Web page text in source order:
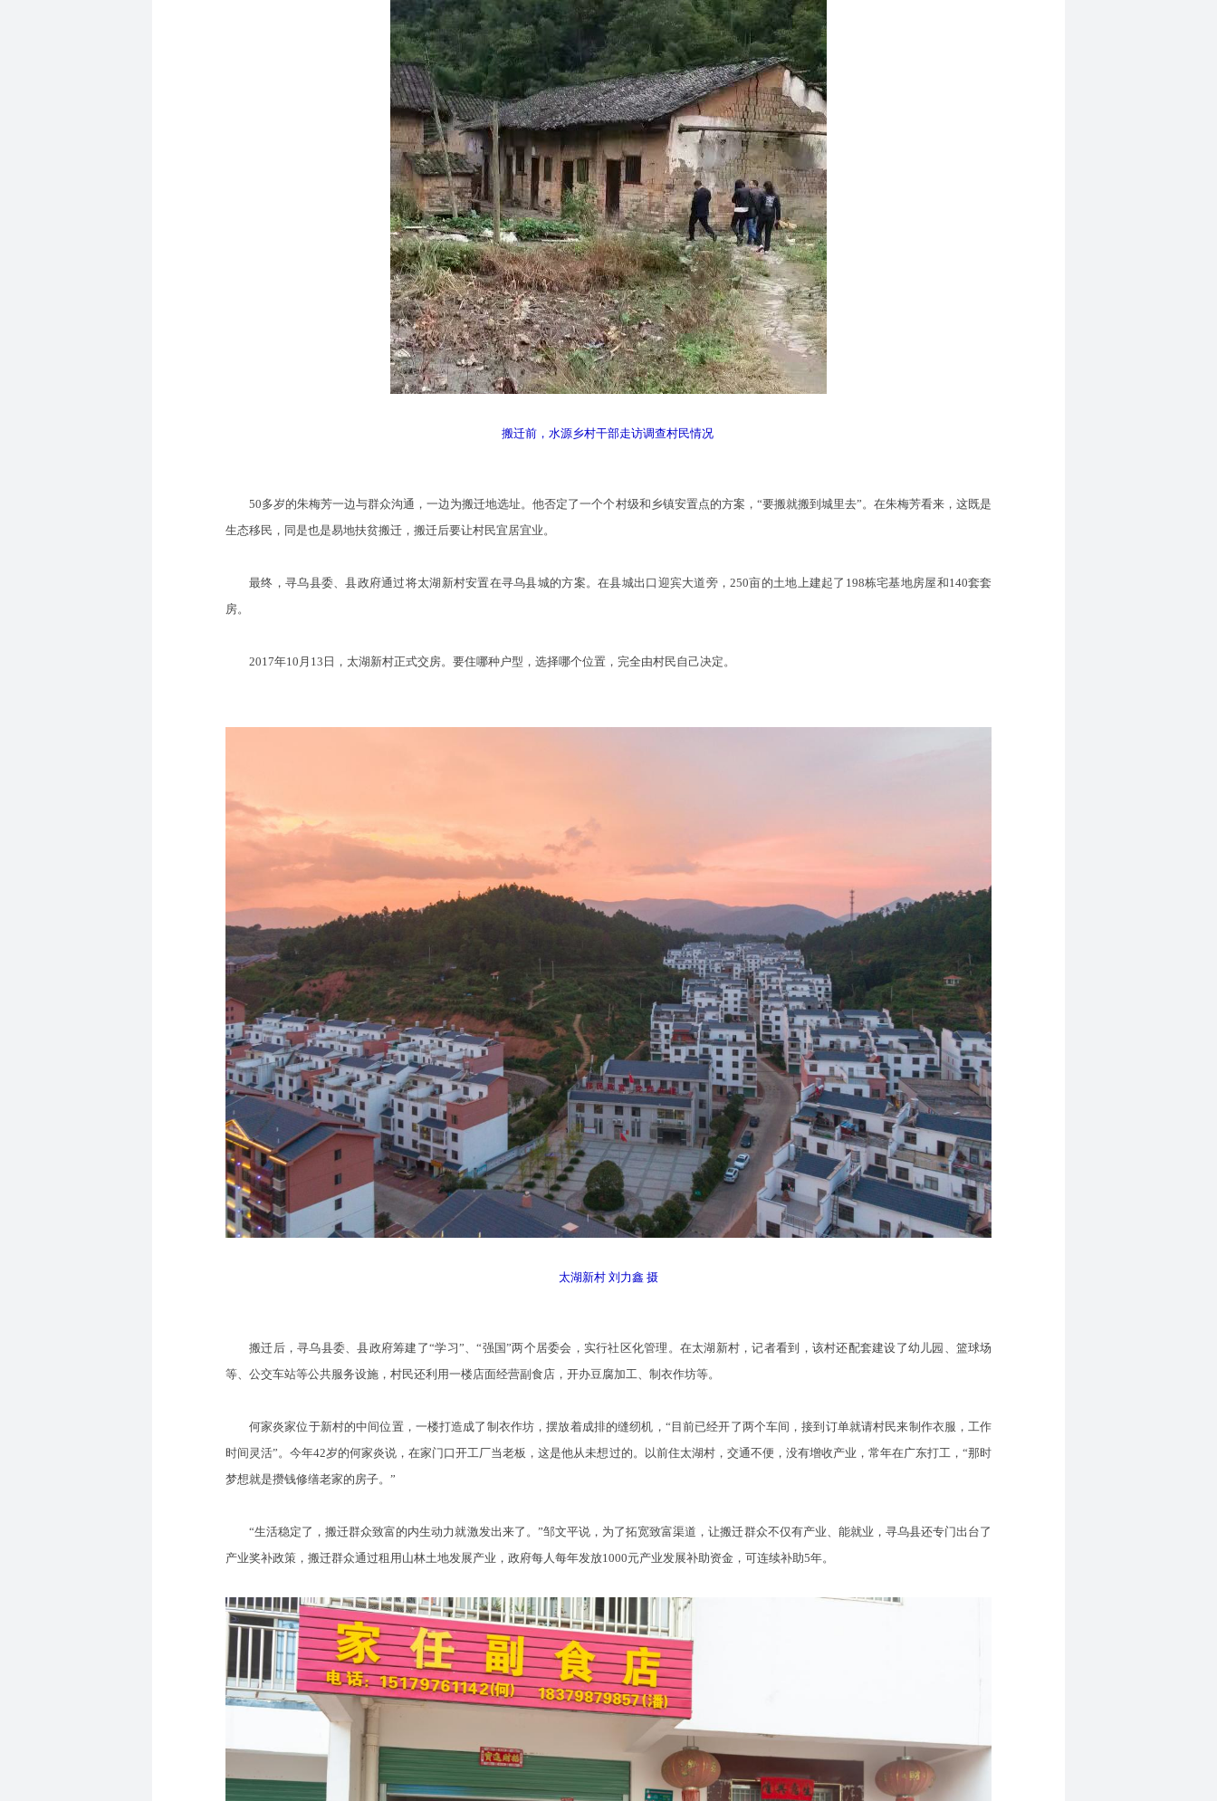
搬迁前，水源乡村干部走访调查村民情况
50多岁的朱梅芳一边与群众沟通，一边为搬迁地选址。他否定了一个个村级和乡镇安置点的方案，“要搬就搬到城里去”。在朱梅芳看来，这既是
生态移民，同是也是易地扶贫搬迁，搬迁后要让村民宜居宜业。
最终，寻乌县委、县政府通过将太湖新村安置在寻乌县城的方案。在县城出口迎宾大道旁，250亩的土地上建起了198栋宅基地房屋和140套套
房。
2017年10月13日，太湖新村正式交房。要住哪种户型，选择哪个位置，完全由村民自己决定。
太湖新村 刘力鑫 摄
搬迁后，寻乌县委、县政府筹建了“学习”、“强国”两个居委会，实行社区化管理。在太湖新村，记者看到，该村还配套建设了幼儿园、篮球场
等、公交车站等公共服务设施，村民还利用一楼店面经营副食店，开办豆腐加工、制衣作坊等。
何家炎家位于新村的中间位置，一楼打造成了制衣作坊，摆放着成排的缝纫机，“目前已经开了两个车间，接到订单就请村民来制作衣服，工作
时间灵活”。今年42岁的何家炎说，在家门口开工厂当老板，这是他从未想过的。以前住太湖村，交通不便，没有增收产业，常年在广东打工，“那时
梦想就是攒钱修缮老家的房子。”
“生活稳定了，搬迁群众致富的内生动力就激发出来了。”邹文平说，为了拓宽致富渠道，让搬迁群众不仅有产业、能就业，寻乌县还专门出台了
产业奖补政策，搬迁群众通过租用山林土地发展产业，政府每人每年发放1000元产业发展补助资金，可连续补助5年。